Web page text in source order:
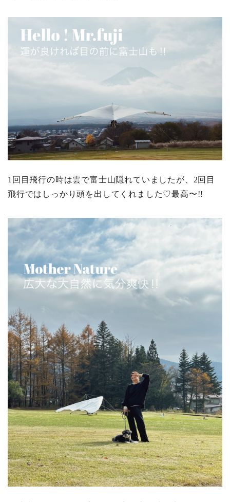
1回目飛行の時は雲で富士山隠れていましたが、2回目
飛行ではしっかり頭を出してくれました♡最高〜!!